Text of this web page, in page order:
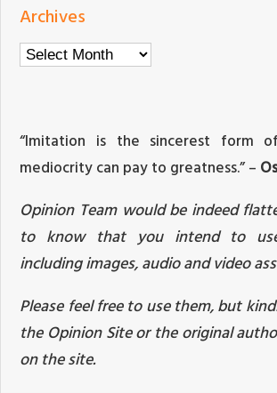
Archives
Archives
“Imitation is the sincerest form
mediocrity can pay to greatness.” –
Opinion Team would be indeed
to know that you intend to
including images, audio and video
Please feel free to use them, but
the Opinion Site or the original
on the site.